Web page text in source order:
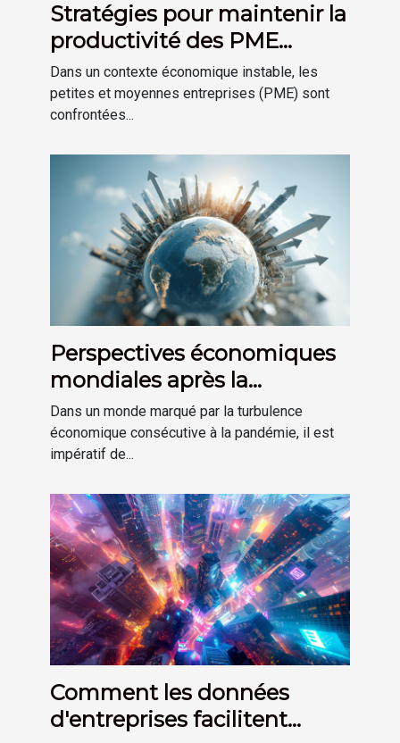
Stratégies pour maintenir la
productivité des PME
durant les périodes de crise
économique
Dans un contexte économique instable, les
petites et moyennes entreprises (PME) sont
confrontées...
Perspectives économiques
mondiales après la
pandémie défis et
opportunités
Dans un monde marqué par la turbulence
économique consécutive à la pandémie, il est
impératif de...
Comment les données
d'entreprises facilitent